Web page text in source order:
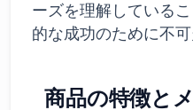
ーズを理解している
的な成功のために不可
商品の特徴と